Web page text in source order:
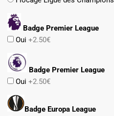
Badge Premier League
Oui +2.50€
Badge Premier League
Oui +2.50€
Badge Europa League